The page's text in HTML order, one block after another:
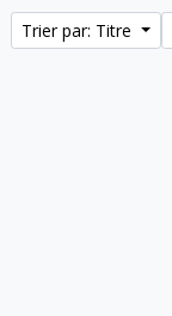
Trier par: Titre